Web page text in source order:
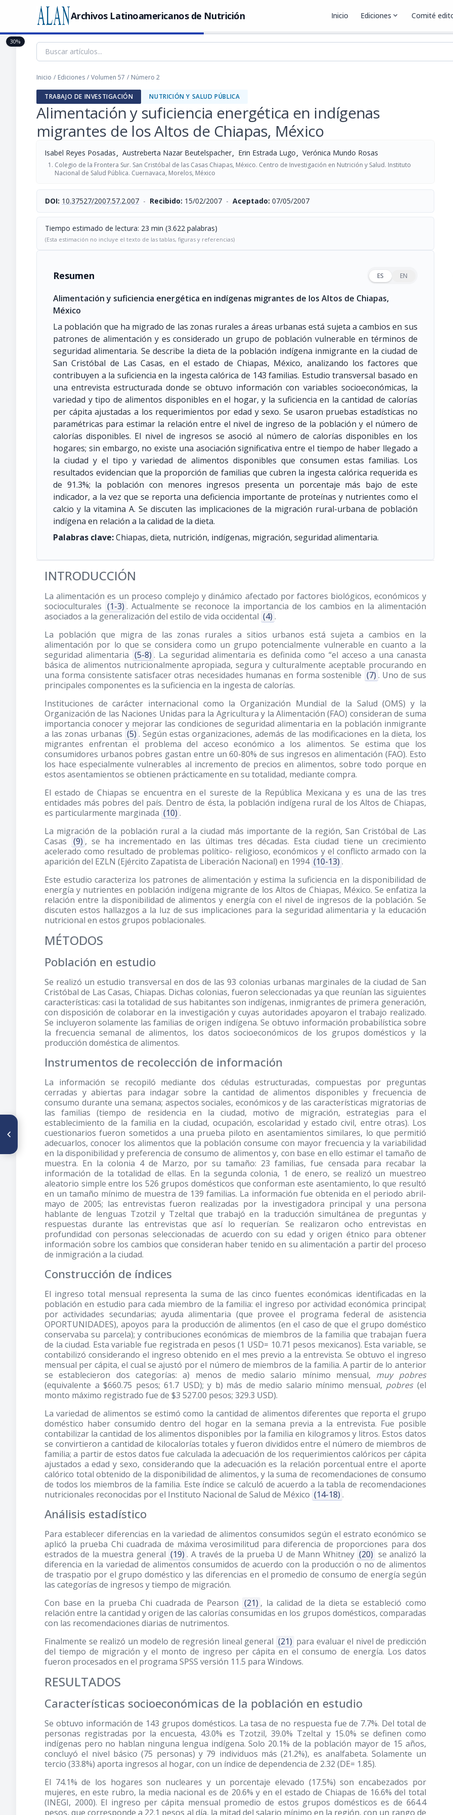
Archivos Latinoamericanos de Nutrición Inicio Ediciones expand_more Comité
Inicio / Ediciones / Volumen 57 / Número 2
TRABAJO DE INVESTIGACIÓN NUTRICIÓN Y SALUD PÚBLICA
Alimentación y suficiencia energética en indígenas
migrantes de los Altos de Chiapas, México
Isabel Reyes Posadas, Austreberta Nazar Beutelspacher, Erin Estrada Lugo, Verónica Mundo Rosas
Colegio de la Frontera Sur. San Cristóbal de las Casas Chiapas, México. Centro de Investigación en Nutrición y Salud. Instituto
Nacional de Salud Pública. Cuernavaca, Morelos, México
DOI: 10.37527/2007.57.2.007 - Recibido: 15/02/2007 - Aceptado: 07/05/2007
Tiempo estimado de lectura: 23 min (3.622 palabras)
(Esta estimación no incluye el texto de las tablas, figuras y referencias)
Resumen ES EN
Alimentación y suficiencia energética en indígenas migrantes de los Altos de Chiapas,
México
La población que ha migrado de las zonas rurales a áreas urbanas está sujeta a cambios en sus
patrones de alimentación y es considerado un grupo de población vulnerable en términos de
seguridad alimentaria. Se describe la dieta de la población indígena inmigrante en la ciudad de
San Cristóbal de Las Casas, en el estado de Chiapas, México, analizando los factores que
contribuyen a la suficiencia en la ingesta calórica de 143 familias. Estudio transversal basado en
una entrevista estructurada donde se obtuvo información con variables socioeconómicas, la
variedad y tipo de alimentos disponibles en el hogar, y la suficiencia en la cantidad de calorías
per cápita ajustadas a los requerimientos por edad y sexo. Se usaron pruebas estadísticas no
paramétricas para estimar la relación entre el nivel de ingreso de la población y el número de
calorías disponibles. El nivel de ingresos se asoció al número de calorías disponibles en los
hogares; sin embargo, no existe una asociación significativa entre el tiempo de haber llegado a
la ciudad y el tipo y variedad de alimentos disponibles que consumen estas familias. Los
resultados evidencian que la proporción de familias que cubren la ingesta calórica requerida es
de 91.3%; la población con menores ingresos presenta un porcentaje más bajo de este
indicador, a la vez que se reporta una deficiencia importante de proteínas y nutrientes como el
calcio y la vitamina A. Se discuten las implicaciones de la migración rural-urbana de población
indígena en relación a la calidad de la dieta.
Palabras clave:Chiapas, dieta, nutrición, indígenas, migración, seguridad alimentaria.
INTRODUCCIÓN
La alimentación es un proceso complejo y dinámico afectado por factores biológicos, económicos y
socioculturales (1-3) . Actualmente se reconoce la importancia de los cambios en la alimentación
asociados a la generalización del estilo de vida occidental (4) .
La población que migra de las zonas rurales a sitios urbanos está sujeta a cambios en la
alimentación por lo que se considera como un grupo potencialmente vulnerable en cuanto a la
seguridad alimentaria (5-8) . La seguridad alimentaria es definida como “el acceso a una canasta
básica de alimentos nutricionalmente apropiada, segura y culturalmente aceptable procurando en
una forma consistente satisfacer otras necesidades humanas en forma sostenible (7) . Uno de sus
principales componentes es la suficiencia en la ingesta de calorías.
Instituciones de carácter internacional como la Organización Mundial de la Salud (OMS) y la
Organización de las Naciones Unidas para la Agricultura y la Alimentación (FAO) consideran de suma
importancia conocer y mejorar las condiciones de seguridad alimentaria en la población inmigrante
a las zonas urbanas (5) . Según estas organizaciones, además de las modificaciones en la dieta, los
migrantes enfrentan el problema del acceso económico a los alimentos. Se estima que los
consumidores urbanos pobres gastan entre un 60-80% de sus ingresos en alimentación (FAO). Esto
los hace especialmente vulnerables al incremento de precios en alimentos, sobre todo porque en
estos asentamientos se obtienen prácticamente en su totalidad, mediante compra.
El estado de Chiapas se encuentra en el sureste de la República Mexicana y es una de las tres
entidades más pobres del país. Dentro de ésta, la población indígena rural de los Altos de Chiapas,
es particularmente marginada (10) .
La migración de la población rural a la ciudad más importante de la región, San Cristóbal de Las
Casas
(9) , se ha incrementado en las últimas tres décadas. Esta ciudad tiene un crecimiento
acelerado como resultado de problemas político- religioso, económicos y el conflicto armado con la
aparición del EZLN (Ejército Zapatista de Liberación Nacional) en 1994 (10-13) .
Este estudio caracteriza los patrones de alimentación y estima la suficiencia en la disponibilidad de
energía y nutrientes en población indígena migrante de los Altos de Chiapas, México. Se enfatiza la
relación entre la disponibilidad de alimentos y energía con el nivel de ingresos de la población. Se
discuten estos hallazgos a la luz de sus implicaciones para la seguridad alimentaria y la educación
nutricional en estos grupos poblacionales.
MÉTODOS
Población en estudio
Se realizó un estudio transversal en dos de las 93 colonias urbanas marginales de la ciudad de San
Cristóbal de Las Casas, Chiapas. Dichas colonias, fueron seleccionadas ya que reunían las siguientes
características: casi la totalidad de sus habitantes son indígenas, inmigrantes de primera generación,
con disposición de colaborar en la investigación y cuyas autoridades apoyaron el trabajo realizado.
Se incluyeron solamente las familias de origen indígena. Se obtuvo información probabilística sobre
la frecuencia semanal de alimentos, los datos socioeconómicos de los grupos domésticos y la
producción doméstica de alimentos.
Instrumentos de recolección de información
La información se recopiló mediante dos cédulas estructuradas, compuestas por preguntas
cerradas y abiertas para indagar sobre la cantidad de alimentos disponibles y frecuencia de
consumo durante una semana; aspectos sociales, económicos y de las características migratorias de
las familias (tiempo de residencia en la ciudad, motivo de migración, estrategias para el
establecimiento de la familia en la ciudad, ocupación, escolaridad y estado civil, entre otras). Los
cuestionarios fueron sometidos a una prueba piloto en asentamientos similares, lo que permitió
adecuarlos, conocer los alimentos que la población consume con mayor frecuencia y la variabilidad
en la disponibilidad y preferencia de consumo de alimentos y, con base en ello estimar el tamaño de
muestra. En la colonia 4 de Marzo, por su tamaño: 23 familias, fue censada para recabar la
información de la totalidad de ellas. En la segunda colonia, 1 de enero, se realizó un muestreo
aleatorio simple entre los 526 grupos domésticos que conforman este asentamiento, lo que resultó
en un tamaño mínimo de muestra de 139 familias. La información fue obtenida en el periodo abril-
mayo de 2005; las entrevistas fueron realizadas por la investigadora principal y una persona
hablante de lenguas Tzotzil y Tzeltal que trabajó en la traducción simultánea de preguntas y
respuestas durante las entrevistas que así lo requerían. Se realizaron ocho entrevistas en
profundidad con personas seleccionadas de acuerdo con su edad y origen étnico para obtener
información sobre los cambios que consideran haber tenido en su alimentación a partir del proceso
de inmigración a la ciudad.
Construcción de índices
El ingreso total mensual representa la suma de las cinco fuentes económicas identificadas en la
población en estudio para cada miembro de la familia: el ingreso por actividad económica principal;
por actividades secundarias; ayuda alimentaria (que provee el programa federal de asistencia
OPORTUNIDADES), apoyos para la producción de alimentos (en el caso de que el grupo doméstico
conservaba su parcela); y contribuciones económicas de miembros de la familia que trabajan fuera
de la ciudad. Esta variable fue registrada en pesos (1 USD= 10.71 pesos mexicanos). Esta variable, se
contabilizó considerando el ingreso obtenido en el mes previo a la entrevista. Se obtuvo el ingreso
mensual per cápita, el cual se ajustó por el número de miembros de la familia. A partir de lo anterior
se establecieron dos categorías: a) menos de medio salario mínimo mensual, muy pobres
(equivalente a $660.75 pesos; 61.7 USD); y b) más de medio salario mínimo mensual, pobres(el
monto máximo registrado fue de $3 527.00 pesos; 329.3 USD).
La variedad de alimentos se estimó como la cantidad de alimentos diferentes que reporta el grupo
doméstico haber consumido dentro del hogar en la semana previa a la entrevista. Fue posible
contabilizar la cantidad de los alimentos disponibles por la familia en kilogramos y litros. Estos datos
se convirtieron a cantidad de kilocalorías totales y fueron divididos entre el número de miembros de
familia; a partir de estos datos fue calculada la adecuación de los requerimientos calóricos per cápita
ajustados a edad y sexo, considerando que la adecuación es la relación porcentual entre el aporte
calórico total obtenido de la disponibilidad de alimentos, y la suma de recomendaciones de consumo
de todos los miembros de la familia. Este índice se calculó de acuerdo a la tabla de recomendaciones
nutricionales reconocidas por el Instituto Nacional de Salud de México (14-18) .
Análisis estadístico
Para establecer diferencias en la variedad de alimentos consumidos según el estrato económico se
aplicó la prueba Chi cuadrada de máxima verosimilitud para diferencia de proporciones para dos
estrados de la muestra general (19) . A través de la prueba U de Mann Whitney (20) se analizó la
diferencia en la variedad de alimentos consumidos de acuerdo con la producción o no de alimentos
de traspatio por el grupo doméstico y las diferencias en el promedio de consumo de energía según
las categorías de ingresos y tiempo de migración.
Con base en la prueba Chi cuadrada de Pearson (21) , la calidad de la dieta se estableció como
relación entre la cantidad y origen de las calorías consumidas en los grupos domésticos, comparadas
con las recomendaciones diarias de nutrimentos.
Finalmente se realizó un modelo de regresión lineal general (21) para evaluar el nivel de predicción
del tiempo de migración y el monto de ingreso per cápita en el consumo de energía. Los datos
fueron procesados en el programa SPSS versión 11.5 para Windows.
RESULTADOS
Características socioeconómicas de la población en estudio
Se obtuvo información de 143 grupos domésticos. La tasa de no respuesta fue de 7.7%. Del total de
personas registradas por la encuesta, 43.0% es Tzotzil, 39.0% Tzeltal y 15.0% se definen como
indígenas pero no hablan ninguna lengua indígena. Solo 20.1% de la población mayor de 15 años,
concluyó el nivel básico (75 personas) y 79 individuos más (21.2%), es analfabeta. Solamente un
tercio (33.8%) aporta ingresos al hogar, con un índice de dependencia de 2.32 (DE= 1.85).
El 74.1% de los hogares son nucleares y un porcentaje elevado (17.5%) son encabezados por
mujeres, en este rubro, la media nacional es de 20.6% y en el estado de Chiapas de 16.6% del total
(INEGI, 2000). El ingreso per cápita mensual promedio de estos grupos domésticos es de 664.4
pesos, que corresponde a 22.1 pesos al día, la mitad del salario mínimo en la región, con un rango de
30%
ARTÍCULO ANTERIOR
Estudio comparativo entre
dos fuentes alimentarias
aportadoras de ácidos
grasos poliinsaturados n-3 y
su efecto sobre el timo y el
perfil lipídico de ratas